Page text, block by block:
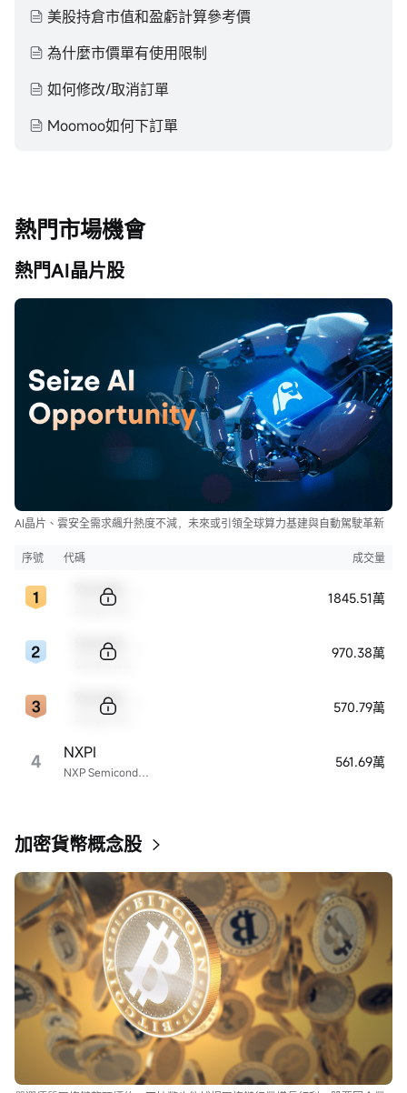
美股持倉市值和盈虧計算參考價
為什麼市價單有使用限制
如何修改/取消訂單
Moomoo如何下訂單
熱門市場機會
熱門AI晶片股
AI晶片、雲安全需求飆升熱度不減，未來或引領全球算力基建與自動駕駛革新
序號 代碼 成交量
1845.51萬
970.38萬
570.79萬
4 NXP Semiconductors
NXPI 561.69萬
加密貨幣概念股